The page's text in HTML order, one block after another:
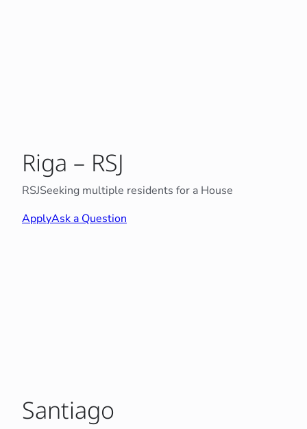
Riga – RSJ
RSJSeeking multiple residents for a House
ApplyAsk a Question
Santiago